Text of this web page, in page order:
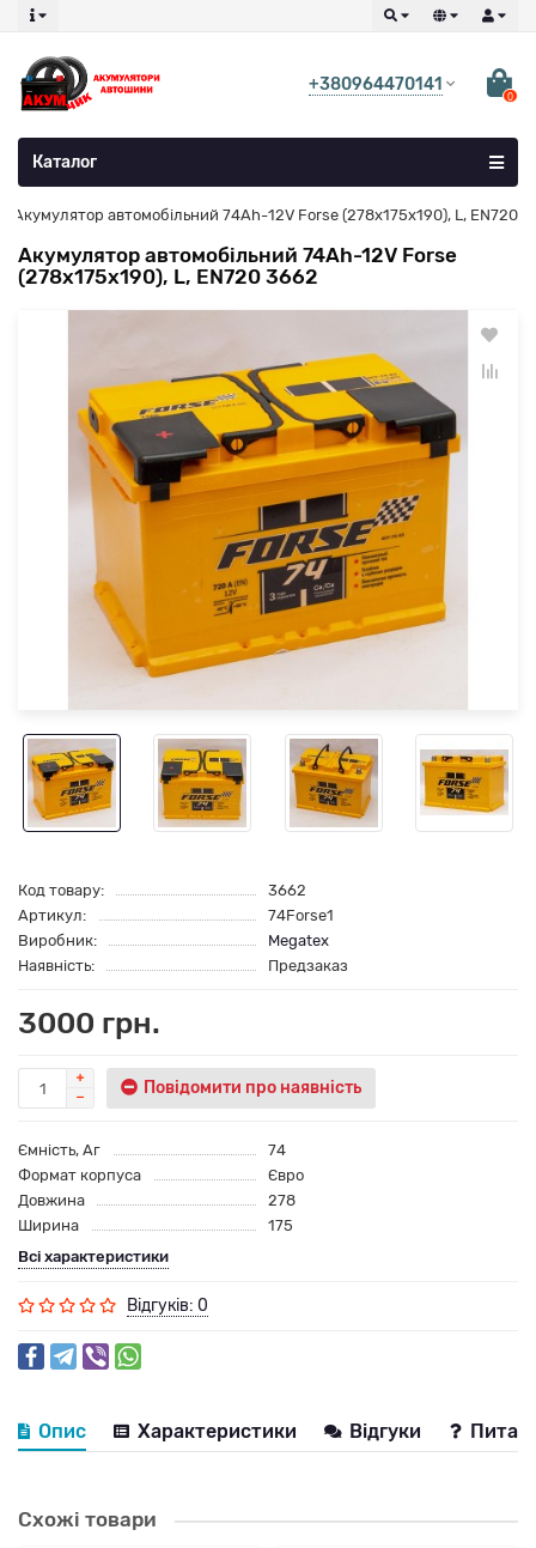
+380964470141
0
Каталог
Акумулятор автомобільний 74Ah-12V Forse (278х175х190), L, EN720
Акумулятор автомобільний 74Ah-12V Forse
(278х175х190), L, EN720 3662
Код товару:
3662
Артикул:
74Forse1
Виробник:
Megatex
Наявність:
Предзаказ
3000 грн.
Повідомити про наявність
Ємність, Аг
74
Формат корпуса
Євро
Довжина
278
Ширина
175
Всі характеристики
Відгуків: 0
Опис Характеристики Відгуки
Схожі товари